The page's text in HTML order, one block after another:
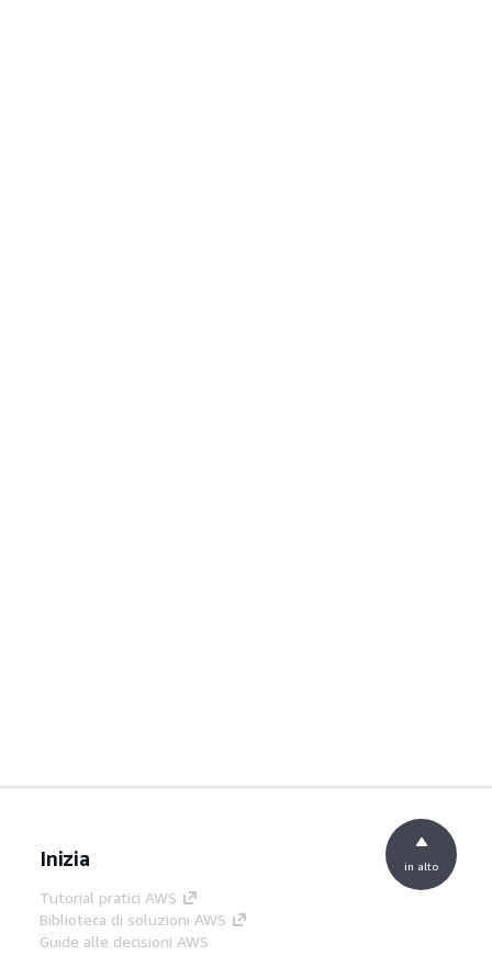
Inizia
Tutorial pratici AWS
Biblioteca di soluzioni AWS
Guide alle decisioni AWS
in alto